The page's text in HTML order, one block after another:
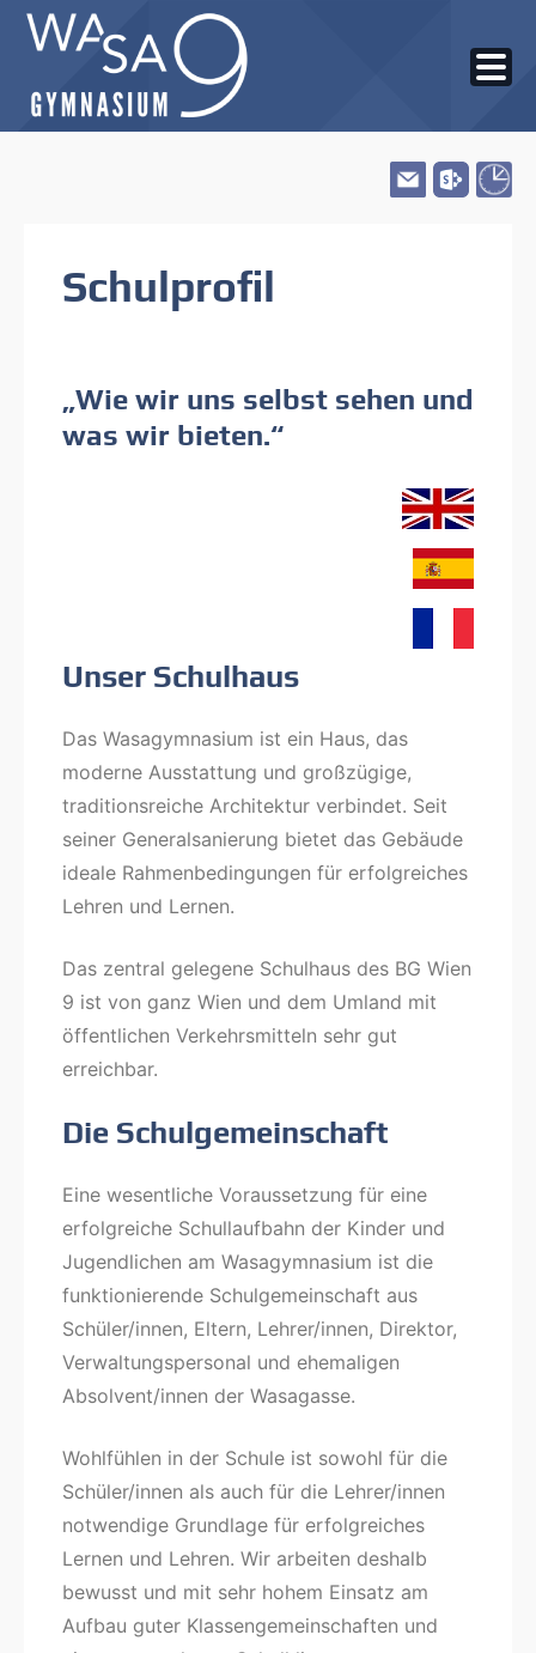
contentSchulprofil
„Wie wir uns selbst sehen und
was wir bieten.“
Unser Schulhaus
Das Wasagymnasium ist ein Haus, das
moderne Ausstattung und großzügige,
traditionsreiche Architektur verbindet. Seit
seiner Generalsanierung bietet das Gebäude
ideale Rahmenbedingungen für erfolgreiches
Lehren und Lernen.
Das zentral gelegene Schulhaus des BG Wien
9 ist von ganz Wien und dem Umland mit
öffentlichen Verkehrsmitteln sehr gut
erreichbar.
Die Schulgemeinschaft
Eine wesentliche Voraussetzung für eine
erfolgreiche Schullaufbahn der Kinder und
Jugendlichen am Wasagymnasium ist die
funktionierende Schulgemeinschaft aus
Schüler/innen, Eltern, Lehrer/innen, Direktor,
Verwaltungspersonal und ehemaligen
Absolvent/innen der Wasagasse.
Wohlfühlen in der Schule ist sowohl für die
Schüler/innen als auch für die Lehrer/innen
notwendige Grundlage für erfolgreiches
Lernen und Lehren. Wir arbeiten deshalb
bewusst und mit sehr hohem Einsatz am
Aufbau guter Klassengemeinschaften und